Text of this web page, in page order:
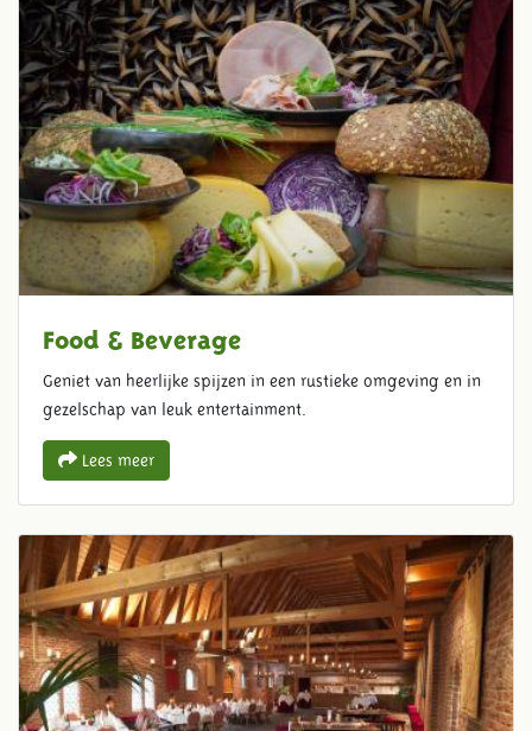
Food & Beverage
Geniet van heerlijke spijzen in een rustieke omgeving en in
gezelschap van leuk entertainment.
Lees meer